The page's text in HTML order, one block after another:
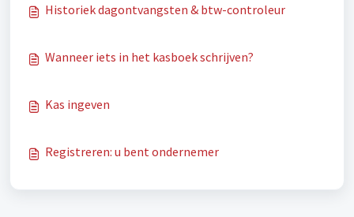
Historiek dagontvangsten & btw-controleur
Wanneer iets in het kasboek schrijven?
Kas ingeven
Registreren: u bent ondernemer